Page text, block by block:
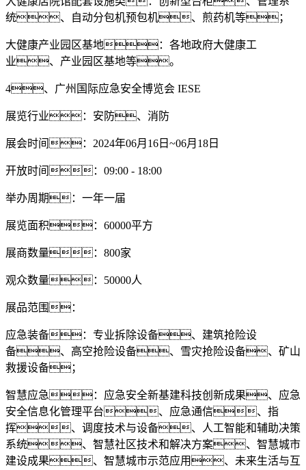
统、自动分包机预包机、煎药机等；
大健康产业园区基地：各地政府大健康工
业、产业园区基地等。
4、广州国际应急安全博览会 IESE
展览行业：安防、消防
展会时间：2024年06月16日~06月18日
开放时间：09:00 - 18:00
举办周期：一年一届
展览面积：60000平方
展商数量：800家
观众数量：50000人
展品范围：
应急装备：专业拆除设备、建筑抢险设
备、高空抢险设备、雪灾抢险设备、矿山
救援设备；
智慧应急：应急安全新基建科技创新成果、应急
安全信息化管理平台、应急通信、指
挥、调度技术与设备、人工智能和辅助决策
系统、智慧社区技术和解决方案、智慧城市
建设成果、智慧城市示范应用、未来生活与互